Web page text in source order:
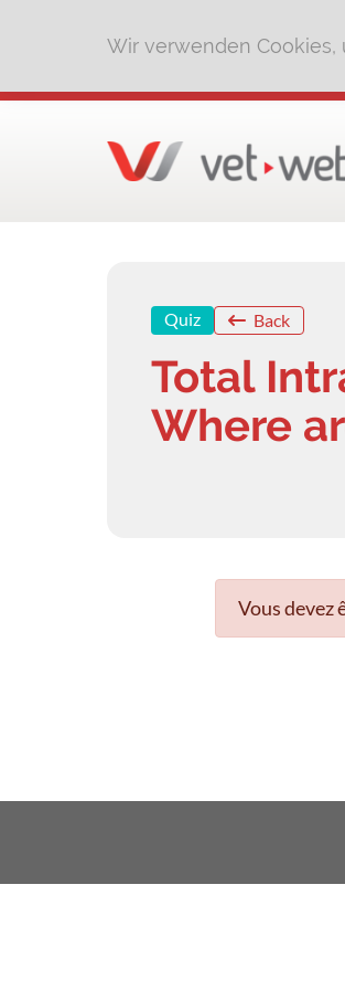
Wir verwenden
Quiz Back
Total
Where
Vous devez